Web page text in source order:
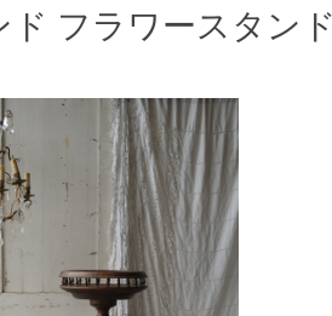
フラワースタンド